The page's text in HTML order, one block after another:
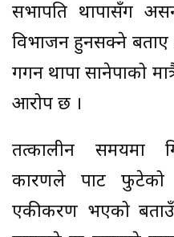
सभापति थापासँग
विभाजन हुनसक्ने बताए
गगन थापा सानेपाको
आरोप छ ।
तत्कालीन समयमा
कारणले पार्टी
एकीकरण भएको